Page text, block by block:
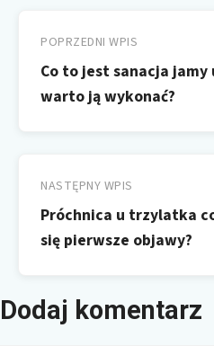
wpisu
POPRZEDNI WPIS
Co to jest sanacja
warto ją wykonać?
NASTĘPNY WPIS
Próchnica u trzylatka
się pierwsze objawy?
Dodaj komentarz